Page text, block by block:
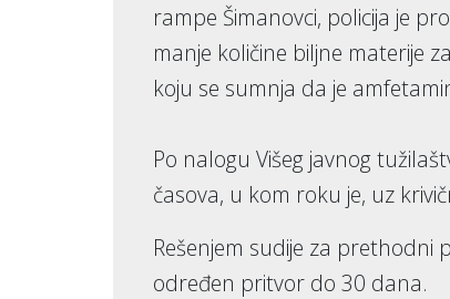
rampe Šimanovci, policija je
manje količine biljne materije
koju se sumnja da je
Po nalogu Višeg javnog
časova, u kom roku je, uz
Rešenjem sudije za prethodni
određen pritvor do 30 dana.